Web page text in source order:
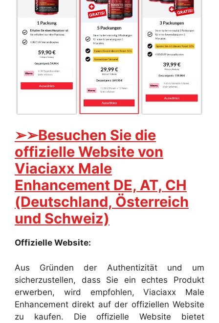
➢➢Besuchen Sie die
offizielle Website von
Viaciaxx Male
Enhancement DE, AT, CH
(Deutschland, Österreich
und Schweiz)
Offizielle Website:
Aus Gründen der Authentizität und um
sicherzustellen, dass Sie ein echtes Produkt
erwerben, wird empfohlen, Viaciaxx Male
Enhancement direkt auf der offiziellen Website
zu kaufen. Die offizielle Website bietet